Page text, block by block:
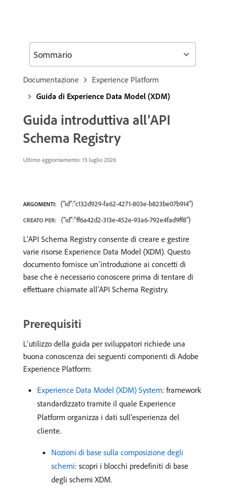
Documentazione
Experience Platform
Guida di Experience Data Model (XDM)
Guida introduttiva all’API
Schema Registry
Ultimo aggiornamento: 13 luglio 2026
ARGOMENTI: {"id":"c132d929-fa62-4271-803e-b823be07b914"}
CREATO PER: {"id":"ff6a42d2-313e-452e-93a6-792e4fad9ff8"}
L’API Schema Registry consente di creare e gestire
varie risorse Experience Data Model (XDM). Questo
documento fornisce un’introduzione ai concetti di
base che è necessario conoscere prima di tentare di
effettuare chiamate all’API Schema Registry.
Prerequisiti
L’utilizzo della guida per sviluppatori richiede una
buona conoscenza dei seguenti componenti di Adobe
Experience Platform:
Experience Data Model (XDM) System: framework
standardizzato tramite il quale Experience
Platform organizza i dati sull’esperienza del
cliente.
Nozioni di base sulla composizione degli
schemi: scopri i blocchi predefiniti di base
degli schemi XDM.
Sommario